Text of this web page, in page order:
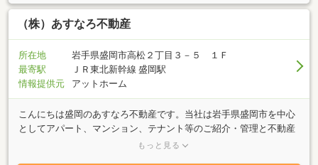
す。当社だけでできることは限られておりますが、各部門において
お客様のニーズに対応できるよう専門の業者と提携して、小回りの
（株）あすなろ不動産
所在地
岩手県盛岡市高松２丁目３－５ １Ｆ
最寄駅
ＪＲ東北新幹線 盛岡駅
情報提供元
アットホーム
こんにちは盛岡のあすなろ不動産です。当社は岩手県盛岡市を中心
としてアパート、マンション、テナント等のご紹介・管理と不動産
売買の仲介を業務とする会社です。夫婦２人でやっている会社で
もっと見る